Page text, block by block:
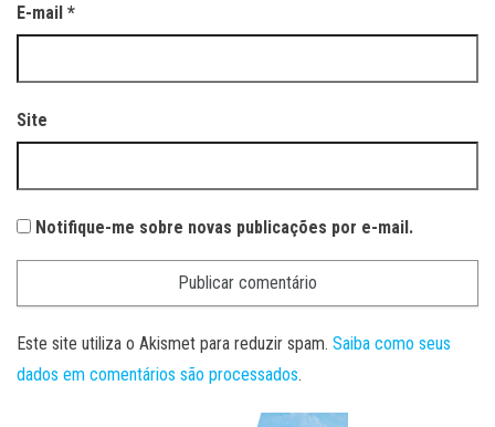
E-mail *
Site
Notifique-me sobre novas publicações por e-mail.
Este site utiliza o Akismet para reduzir spam. Saiba como seus
dados em comentários são processados.